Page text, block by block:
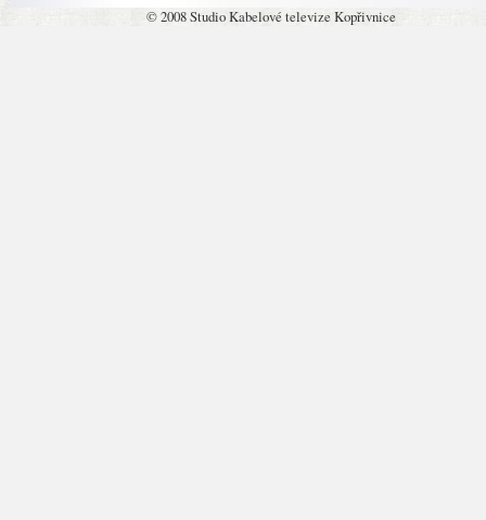
© 2008 Studio Kabelové televize Kopřivnice